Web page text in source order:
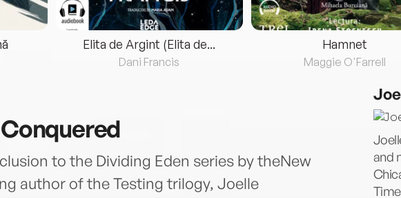
Elita de Argint (Elita de...
Dani Francis
Hamnet
Maggie O'Farrell
to the Dividing Eden series by theNew
author of the Testing trilogy, Joelle
and